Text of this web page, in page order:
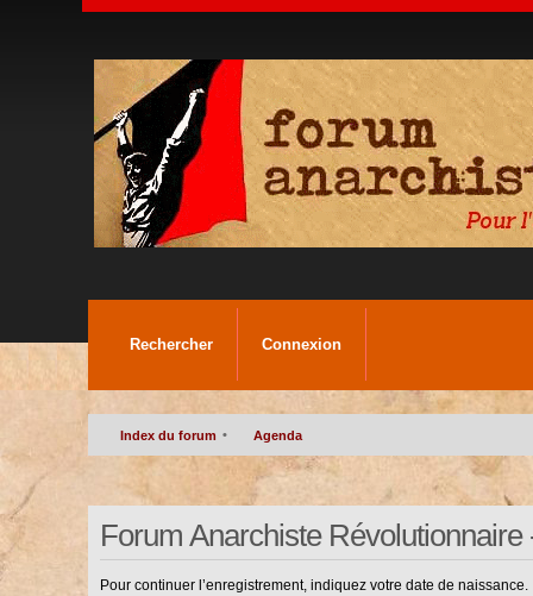
Rechercher Connexion
Index du forum • Agenda
Forum Anarchiste
Pour continuer l’enregistrement, indiquez votre date de naissance.